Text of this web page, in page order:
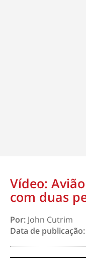
Vídeo:
com duas
Por: John Cutrim
Data de publicação: